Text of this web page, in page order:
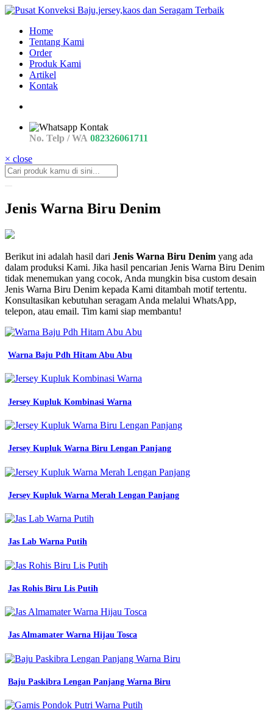
Home
Tentang Kami
Order
Produk Kami
Artikel
Kontak
No. Telp / WA 082326061711
× close
Jenis Warna Biru Denim
apa
Jenis
Nama
Warna
Biru
itu
denim
7
yang
dalam
fashion
design
baju
pdh
lapangan
jaket
angkatan
warna
cocok
warna
intip
kombinasinya
itu
warna
denim
dan
7
shade
populer
fashion
Berikut ini adalah hasil dari Jenis Warna Biru Denim yang ada
dalam produksi Kami. Jika hasil pencarian Jenis Warna Biru Denim
tidak menemukan yang cocok, Anda mungkin bisa custom desain
Jenis Warna Biru Denim kepada Kami ditambah motif tertentu.
Konsultasikan kebutuhan seragam Anda melalui WhatsApp,
telepon, atau email. Tim kami siap membantu!
Warna Baju Pdh Hitam Abu Abu
Jersey Kupluk Kombinasi Warna
Jersey Kupluk Warna Biru Lengan Panjang
Jersey Kupluk Warna Merah Lengan Panjang
Jas Lab Warna Putih
Jas Rohis Biru Lis Putih
Jas Almamater Warna Hijau Tosca
Baju Paskibra Lengan Panjang Warna Biru